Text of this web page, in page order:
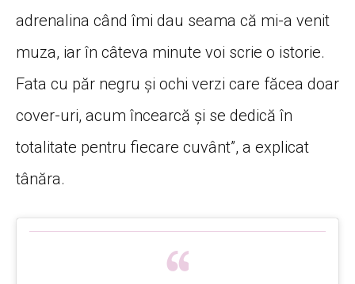
adrenalina când îmi dau seama că mi-a venit
muza, iar în câteva minute voi scrie o istorie.
Fata cu păr negru și ochi verzi care făcea doar
cover-uri, acum încearcă și se dedică în
totalitate pentru fiecare cuvânt”, a explicat
tânăra.